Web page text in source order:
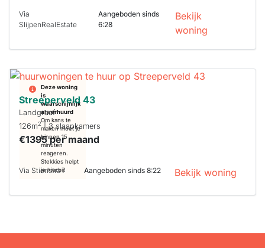
Via
SlijpenRealEstate
Aangeboden sinds
6:28
Bekijk
woning
Deze woning
is
waarschijnlijk
al verhuurd
Om kans te
maken moet je
binnen 15
minuten
reageren.
Stekkies helpt
je hierbij!
Streeperveld 43
Landgraaf
126m2| 3 slaapkamers
€1395 per maand
Via Stienstra Aangeboden sinds 8:22 Bekijk woning